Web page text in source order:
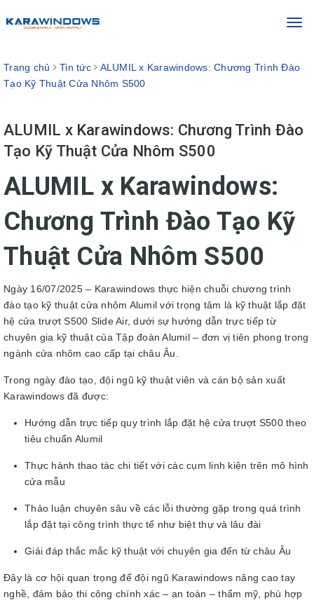
Trang chủ Tin tức
ALUMIL x Karawindows: Chương Trình Đào
Tạo Kỹ Thuật Cửa Nhôm S500
ALUMIL x Karawindows: Chương Trình Đào
Tạo Kỹ Thuật Cửa Nhôm S500
ALUMIL x Karawindows:
Chương Trình Đào Tạo Kỹ
Thuật Cửa Nhôm S500
Ngày 16/07/2025 – Karawindows thực hiện chuỗi chương trình
đào tạo kỹ thuật cửa nhôm Alumil với trọng tâm là kỹ thuật lắp đặt
hệ cửa trượt S500 Slide Air, dưới sự hướng dẫn trực tiếp từ
chuyên gia kỹ thuật của Tập đoàn Alumil – đơn vị tiên phong trong
ngành cửa nhôm cao cấp tại châu Âu.
Trong ngày đào tạo, đội ngũ kỹ thuật viên và cán bộ sản xuất
Karawindows đã được:
Hướng dẫn trực tiếp quy trình lắp đặt hệ cửa trượt S500 theo
tiêu chuẩn Alumil
Thực hành thao tác chi tiết với các cụm linh kiện trên mô hình
cửa mẫu
Thảo luận chuyên sâu về các lỗi thường gặp trong quá trình
lắp đặt tại công trình thực tế như biệt thự và lâu đài
Giải đáp thắc mắc kỹ thuật với chuyên gia đến từ châu Âu
Đây là cơ hội quan trọng để đội ngũ Karawindows nâng cao tay
nghề, đảm bảo thi công chính xác – an toàn – thẩm mỹ, phù hợp